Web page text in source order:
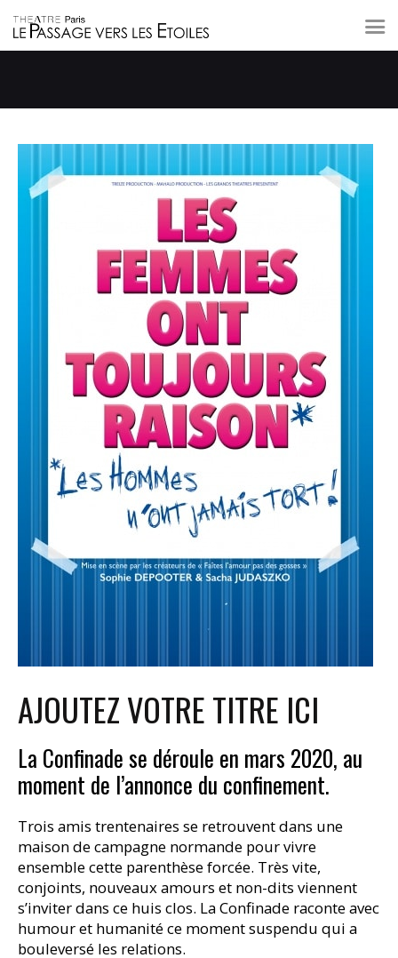
A PROXIMITÉ
AJOUTEZ VOTRE TITRE ICI
La Confinade se déroule en mars 2020, au
moment de l’annonce du confinement.
Trois amis trentenaires se retrouvent dans une
maison de campagne normande pour vivre
ensemble cette parenthèse forcée. Très vite,
conjoints, nouveaux amours et non-dits viennent
s’inviter dans ce huis clos. La Confinade raconte avec
humour et humanité ce moment suspendu qui a
bouleversé les relations.